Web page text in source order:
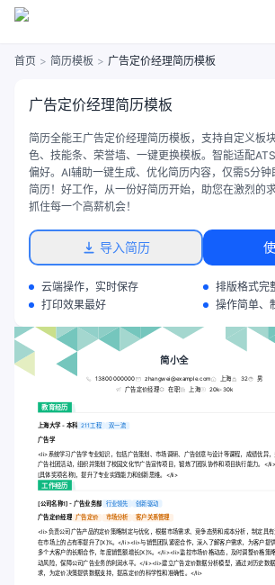
首页 > 简历模板 > 广告定价经理简历模板
广告定价经理简历模板
简历全能王广告定价经理简历模板，支持自定义板
色、技能条、荣誉墙、一键更换模板。智能适配
偏好。AI辅助一键生成、优化简历内容，仅需5分钟
简历！好工作，从一份好简历开始，助您在激烈的
抓住每一个高薪机会！
导入简历
云端操作，实时保存
排版格式完
打印效果最好
操作简单、
简小全
13800000000 zhangwei@example.com 上海 32
男
广告定价经理
在职 上海 20k-30k
教育经历
上海大学 - 本科 211工程 双一流
广告学
<li>系统学习广告学专业知识，包括广告策划、市场调研、广告创意与设计等课程，成绩优异
广告社团活动，组织并策划了校园文化节广告宣传项目，锻炼了团队协作和项目执行能力。</
[具体奖项名称]，提升了专业实践能力和创新思维。</li>
工作经历
[公司名称1] - 广告业务部 行业领先 创新驱动
广告定价经理 广告定价 市场分析 客户关系管理
<li>负责公司广告产品的定价策略制定与优化，根据市场需求、竞争态势和成本分析，制定具
在市场上的占有率提升了[X]%。</li><li>与销售团队紧密合作，深入了解客户需求，为客户提
多个大客户的长期合作，年度销售额增长[X]%。</li><li>监控市场价格动态，及时调整价格策
动风险，保障公司广告业务的利润水平。</li><li>建立广告定价数据分析模型，通过对历史数
求，为定价决策提供数据支持，提高定价的科学性和准确性。</li>